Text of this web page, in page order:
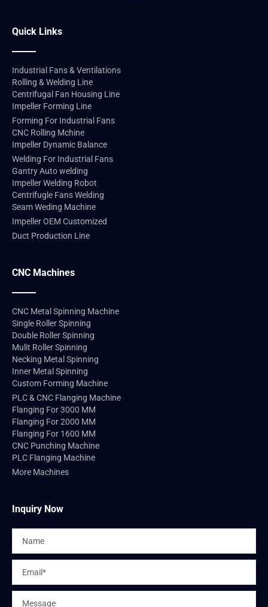
Quick Links
Industrial Fans & Ventilations
Rolling & Welding Line
Centrifugal Fan Housing Line
Impeller Forming Line
Forming For Industrial Fans
CNC Rolling Mchine
Impeller Dynamic Balance
Welding For Industrial Fans
Gantry Auto welding
Impeller Welding Robot
Centrifugle Fans Welding
Seam Weding Machine
Impeller OEM Customized
Duct Production Line
CNC Machines
CNC Metal Spinning Machine
Single Roller Spinning
Double Roller Spinning
Mulit Roller Spinning
Necking Metal Spinning
Inner Metal Spinning
Custom Forming Machine
PLC & CNC Flanging Machine
Flanging For 3000 MM
Flanging For 2000 MM
Flanging For 1600 MM
CNC Punching Machine
PLC Flanging Machine
More Machines
Inquiry Now